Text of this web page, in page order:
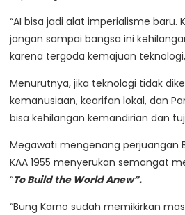
“AI bisa jadi alat imperialisme baru.
jangan sampai bangsa ini
karena tergoda kemajuan
Menurutnya, jika teknologi tidak
kemanusiaan, kearifan lokal, dan
bisa kehilangan kemandirian dan
Megawati mengenang perjuangan
KAA 1955 menyerukan semangat
“To Build the World Anew”.
“Bung Karno sudah memikirkan